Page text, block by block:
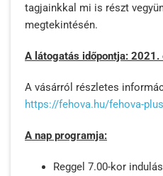
tagjainkkal mi is részt
megtekintésén.
A látogatás időpontja:
A vásárról részletes
https://fehova.hu/fehova-
A nap programja:
Reggel 7.00-kor